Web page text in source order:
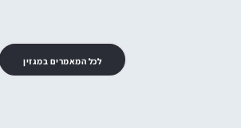
לכל המאמרים במגזין